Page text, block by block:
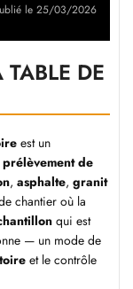
le 25/03/2026
DE
est un
prélèvement de
, asphalte, granit
chantier où la
qui est
— un mode de
et le contrôle